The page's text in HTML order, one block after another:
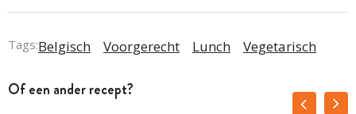
Tags:Belgisch Voorgerecht Lunch Vegetarisch
Of een ander recept?